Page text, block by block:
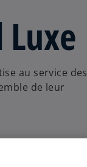
au service des
de leur